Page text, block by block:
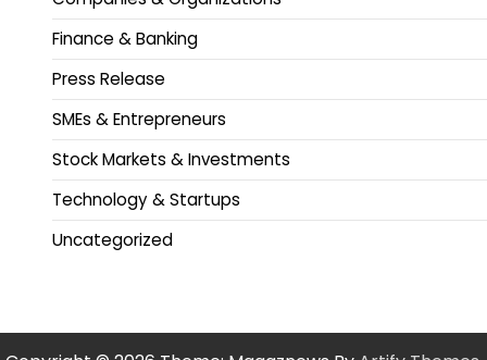
Finance & Banking
Press Release
SMEs & Entrepreneurs
Stock Markets & Investments
Technology & Startups
Uncategorized